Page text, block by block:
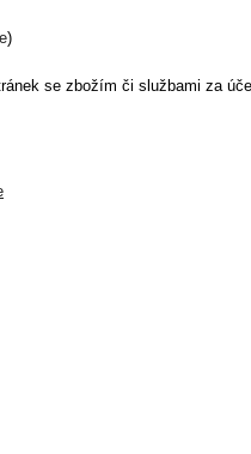
)
se zbožím či službami za